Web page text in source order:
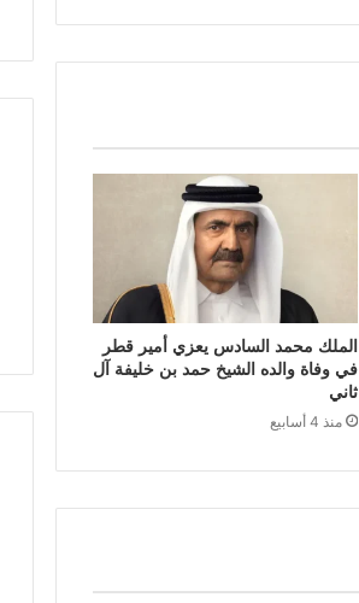
الملك محمد السادس يعزي أمير قطر
في وفاة والده الشيخ حمد بن خليفة آل
ثاني
منذ 4 أسابيع